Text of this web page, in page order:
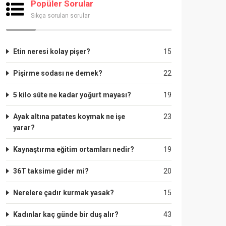
Popüler Sorular
Sıkça sorulan sorular
15
Etin neresi kolay pişer?
22
Pişirme sodası ne demek?
19
5 kilo süte ne kadar yoğurt mayası?
23
Ayak altına patates koymak ne işe
yarar?
19
Kaynaştırma eğitim ortamları nedir?
20
36T taksime gider mi?
15
Nerelere çadır kurmak yasak?
43
Kadınlar kaç günde bir duş alır?